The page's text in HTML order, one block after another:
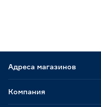
Адреса магазинов
Компания